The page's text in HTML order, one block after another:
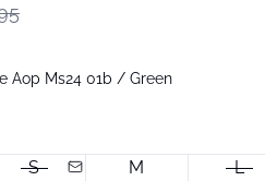
Aop Ms24 01b / Green
S M L